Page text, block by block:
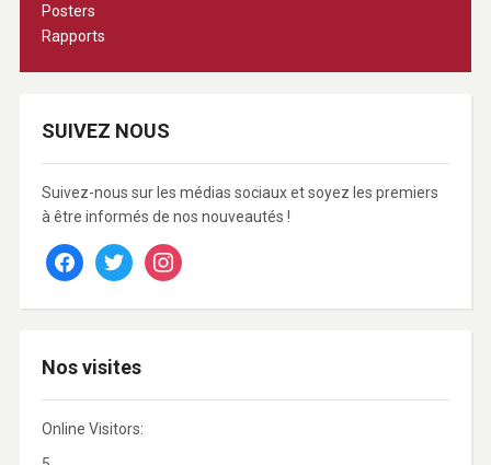
Posters
Rapports
SUIVEZ NOUS
Suivez-nous sur les médias sociaux et soyez les premiers
à être informés de nos nouveautés !
facebooktwitter instagram
Nos visites
Online Visitors: